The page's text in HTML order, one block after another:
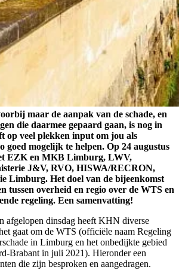
maar de aanpak van de schade, en
die daarmee gepaard gaan, is nog in
op veel plekken input om jou als
goed mogelijk te helpen. Op 24 augustus
EZK en MKB Limburg, LWV,
J&V, RVO, HISWA/RECRON,
Limburg. Het doel van de bijeenkomst
tussen overheid en regio over de WTS en
regeling. Een samenvatting!
afgelopen dinsdag heeft KHN diverse
gaat om de WTS (officiële naam Regeling
in Limburg en het onbedijkte gebied
Brabant in juli 2021). Hieronder een
die zijn besproken en aangedragen.